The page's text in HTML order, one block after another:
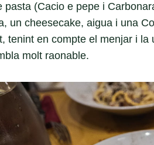
pasta (Cacio e pepe i
un cheesecake, aigua i una
tenint en compte el menjar i
molt raonable.